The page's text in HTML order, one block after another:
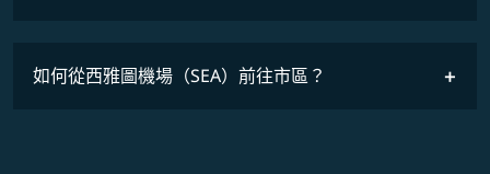
如何從西雅圖機場（SEA）前往市區？